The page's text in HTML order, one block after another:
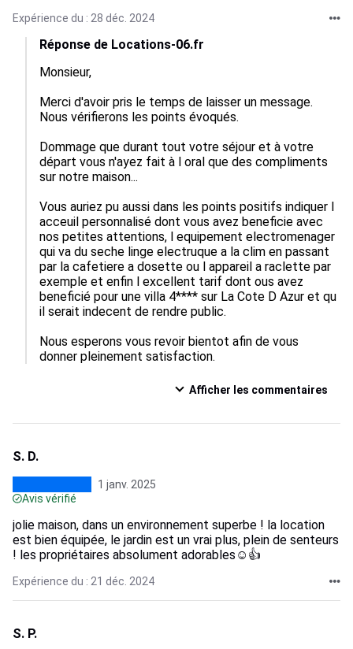
Expérience du : 28 déc. 2024
Réponse de Locations-06.fr
Monsieur,
Merci d'avoir pris le temps de laisser un message.
Nous vérifierons les points évoqués.
Dommage que durant tout votre séjour et à votre
départ vous n'ayez fait à l oral que des compliments
sur notre maison...
Vous auriez pu aussi dans les points positifs indiquer l
acceuil personnalisé dont vous avez beneficie avec
nos petites attentions, l equipement electromenager
qui va du seche linge electruque a la clim en passant
par la cafetiere a dosette ou l appareil a raclette par
exemple et enfin l excellent tarif dont ous avez
beneficié pour une villa 4**** sur La Cote D Azur et qu
il serait indecent de rendre public.
Nous esperons vous revoir bientot afin de vous
donner pleinement satisfaction.
Afficher les commentaires
S. D.
1 janv. 2025
Avis vérifié
jolie maison, dans un environnement superbe ! la location
est bien équipée, le jardin est un vrai plus, plein de senteurs
! les propriétaires absolument adorables☺👍
Expérience du : 21 déc. 2024
S. P.